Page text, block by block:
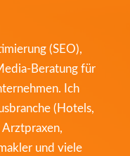
(SEO),
Beratung für
Ich
(Hotels,
Arztpraxen,
und viele